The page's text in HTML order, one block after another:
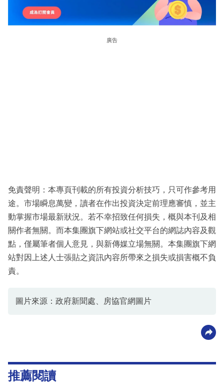
廣告
免責聲明：本專頁刊載的所有投資分析技巧，只可作參考用
途。市場瞬息萬變，讀者在作出投資決定前理應審慎，並主
動掌握市場最新狀況。若不幸招致任何損失，概與本刊及相
關作者無關。而本集團旗下網站或社交平台的網誌內容及觀
點，僅屬筆者個人意見，與新傳媒立場無關。本集團旗下網
站對因上述人士張貼之資訊內容所帶來之損失或損害概不負
責。
圖片來源：政府新聞處、房協官網圖片
推薦閱讀